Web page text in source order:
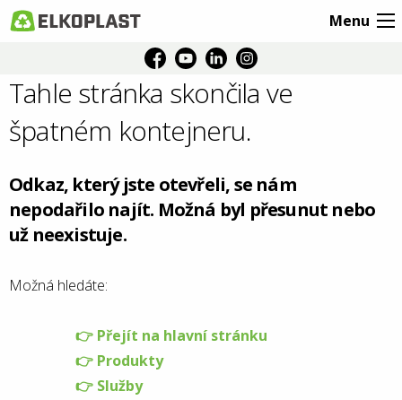
Menu
Tahle stránka skončila ve
špatném kontejneru.
Odkaz, který jste otevřeli, se nám
nepodařilo najít. Možná byl přesunut nebo
už neexistuje.
Možná hledáte:
👉 Přejít na hlavní stránku
👉 Produkty
👉 Služby